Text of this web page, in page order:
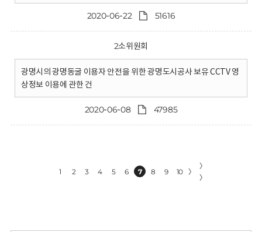
2020-06-22 51616
2소위원회
광명시의 광명동굴 이용자 안전을 위한 광명도시공사 보유 CCTV 영
상정보 이용에 관한 건
2020-06-08 47985
1 2 3 4 5 6 7 8 9 10 〉
〉
〉